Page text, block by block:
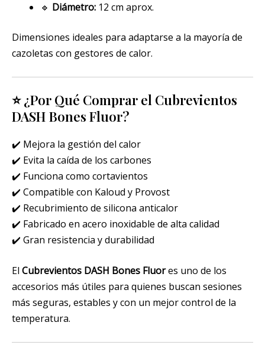
🔹 Diámetro: 12 cm aprox.
Dimensiones ideales para adaptarse a la mayoría de
cazoletas con gestores de calor.
⭐ ¿Por Qué Comprar el Cubrevientos
DASH Bones Fluor?
✔️ Mejora la gestión del calor
✔️ Evita la caída de los carbones
✔️ Funciona como cortavientos
✔️ Compatible con Kaloud y Provost
✔️ Recubrimiento de silicona anticalor
✔️ Fabricado en acero inoxidable de alta calidad
✔️ Gran resistencia y durabilidad
El Cubrevientos DASH Bones Fluores uno de los
accesorios más útiles para quienes buscan sesiones
más seguras, estables y con un mejor control de la
temperatura.